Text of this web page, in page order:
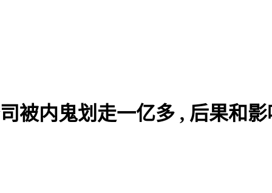
被内鬼划走一亿多 , 后果和